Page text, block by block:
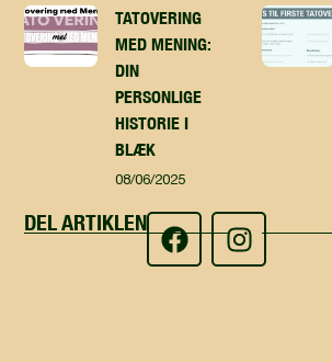
TATOVERING
MED MENING:
DIN
PERSONLIGE
HISTORIE I
BLÆK
08/06/2025
DEL ARTIKLEN